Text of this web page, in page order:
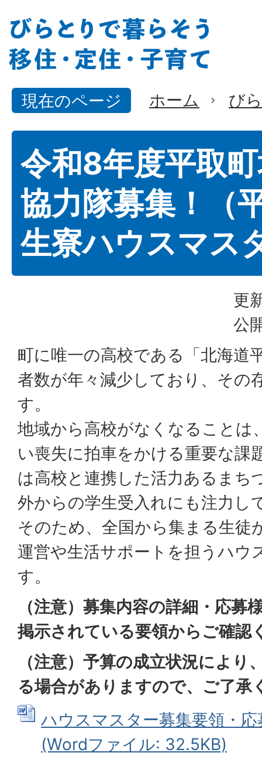
現在のページ ホーム び
令和8年度平取
協力隊募集！（
生寮ハウスマス
更
公
町に唯一の高校である「北海道
者数が年々減少しており、その
す。
地域から高校がなくなることは
い喪失に拍車をかける重要な課
は高校と連携した活力あるまち
外からの学生受入れにも注力し
そのため、全国から集まる生徒
運営や生活サポートを担うハウ
す。
（注意）募集内容の詳細・応募
掲示されている要領からご確認
（注意）予算の成立状況により
る場合がありますので、ご了承
ハウスマスター募集要領・
(Wordファイル: 32.5KB)